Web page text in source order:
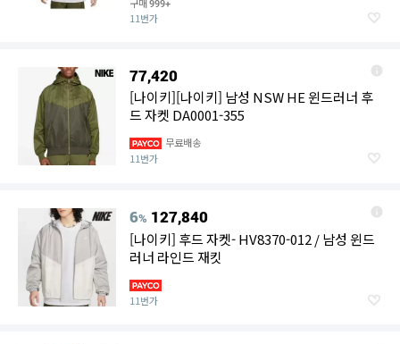
999+
11번가
77,420
[나이키][나이키] 남성 NSW HE 윈드러너 후
드 자켓 DA0001-355
무료배송
11번가
6% 127,840
[나이키] 후드 자켓- HV8370-012 / 남성 윈드
러너 라인드 재킷
11번가